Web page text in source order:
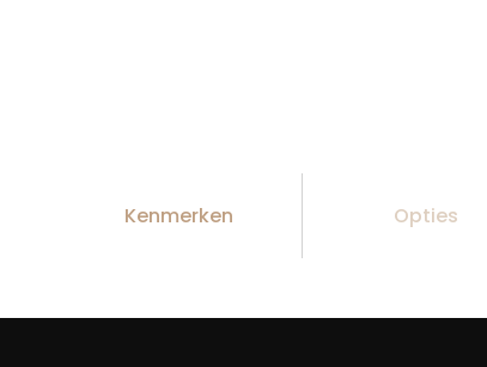
Kenmerken Opties